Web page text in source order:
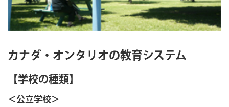
カナダ・オンタリオの教育システム
【学校の種類】
＜公立学校＞